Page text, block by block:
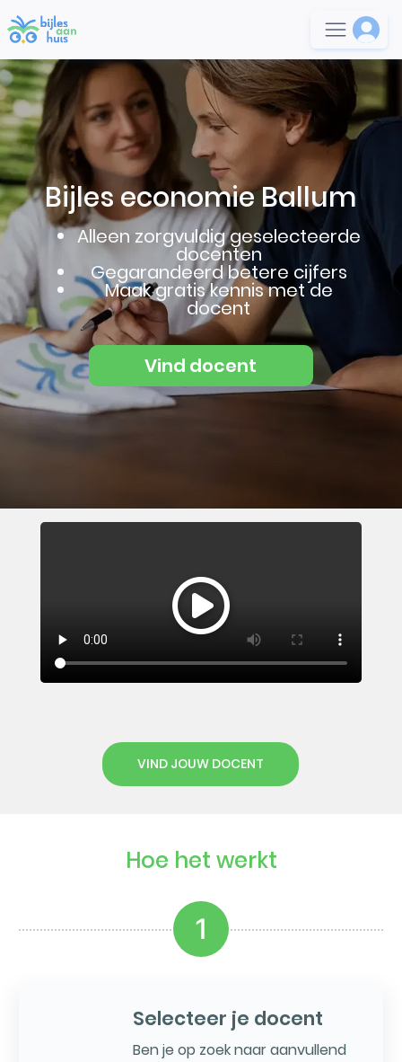
Bijles economie Ballum
Alleen zorgvuldig geselecteerde
docenten
Gegarandeerd betere cijfers
Maak gratis kennis met de
docent
Vind docent
VIND JOUW DOCENT
Hoe het werkt
1
Selecteer je docent
Ben je op zoek naar aanvullend